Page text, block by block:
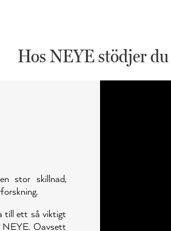
Hos NEYE stödjer
stor skillnad,
till ett så viktigt
Oavsett